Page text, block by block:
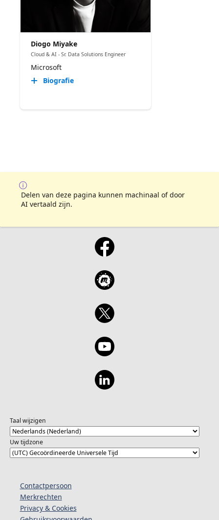
Diogo Miyake
Cloud & AI - Sr. Data Solutions Engineer
Microsoft
Biografie
Delen van deze pagina kunnen machinaal of door
AI vertaald zijn.
Taal wijzigen
Uw tijdzone
Contactpersoon
Merkrechten
Privacy & Cookies